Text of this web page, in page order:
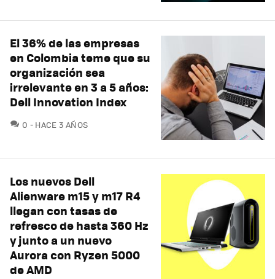
El 36% de las empresas
en Colombia teme que su
organización sea
irrelevante en 3 a 5 años:
Dell Innovation Index
0 COMENTARIOS
HACE 3 AÑOS
Los nuevos Dell
Alienware m15 y m17 R4
llegan con tasas de
refresco de hasta 360 Hz
y junto a un nuevo
Aurora con Ryzen 5000
de AMD